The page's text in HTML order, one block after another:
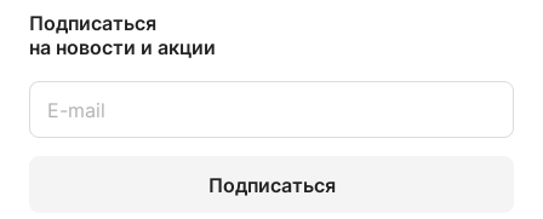
Подписаться
на новости и акции
Подписаться